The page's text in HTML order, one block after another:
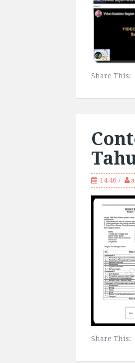
Share This:
14.46
Share This: